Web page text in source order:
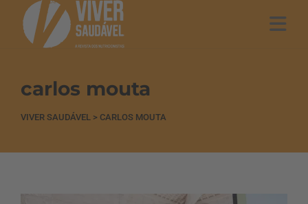
carlos mouta
VIVER SAUDÁVEL > CARLOS MOUTA